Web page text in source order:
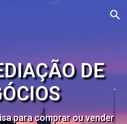
DE
para comprar ou vender